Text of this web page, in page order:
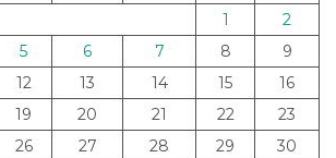
1
2
5 6 7 8
9
12 13 14 15
16
19 20 21 22
23
26 27 28 29
30